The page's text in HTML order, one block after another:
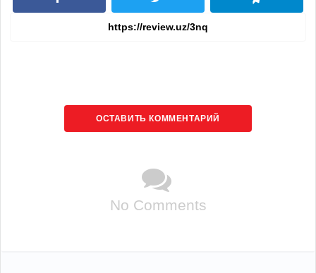
ОСТАВИТЬ КОММЕНТАРИЙ
No Comments